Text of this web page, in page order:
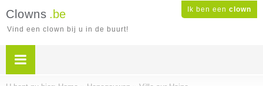
Ik ben een clown
Clowns .be
Vind een clown bij u in de buurt!